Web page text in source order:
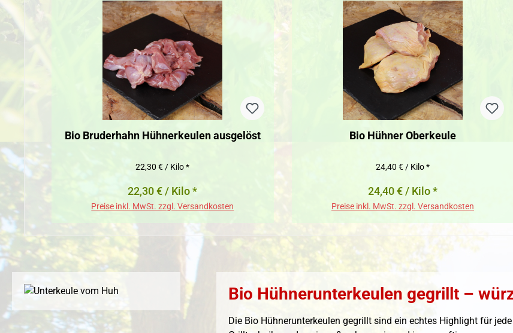
Bio Bruderhahn Hühnerkeulen ausgelöst
22,30 € / Kilo *
22,30 € / Kilo *
Preise inkl. MwSt. zzgl. Versandkosten
Bio Hühner Oberkeule
24,40 € / Kilo *
24,40 € / Kilo *
Preise inkl. MwSt. zzgl. Versandkosten
Bio Hühnerunterkeulen gegrillt –
Die Bio Hühnerunterkeulen gegrillt sind ein echtes Highlight für